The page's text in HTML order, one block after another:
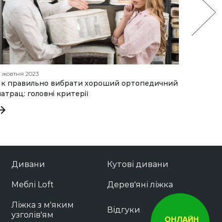
жовтня 2023
правильно вибрати хороший ортопедичний
головні критерії
Дивани Кутові дивани
Меблі Loft Дерев'яні ліжка
Ліжка з м'яким
узголів'ям
Відгуки
ОНЛАЙН